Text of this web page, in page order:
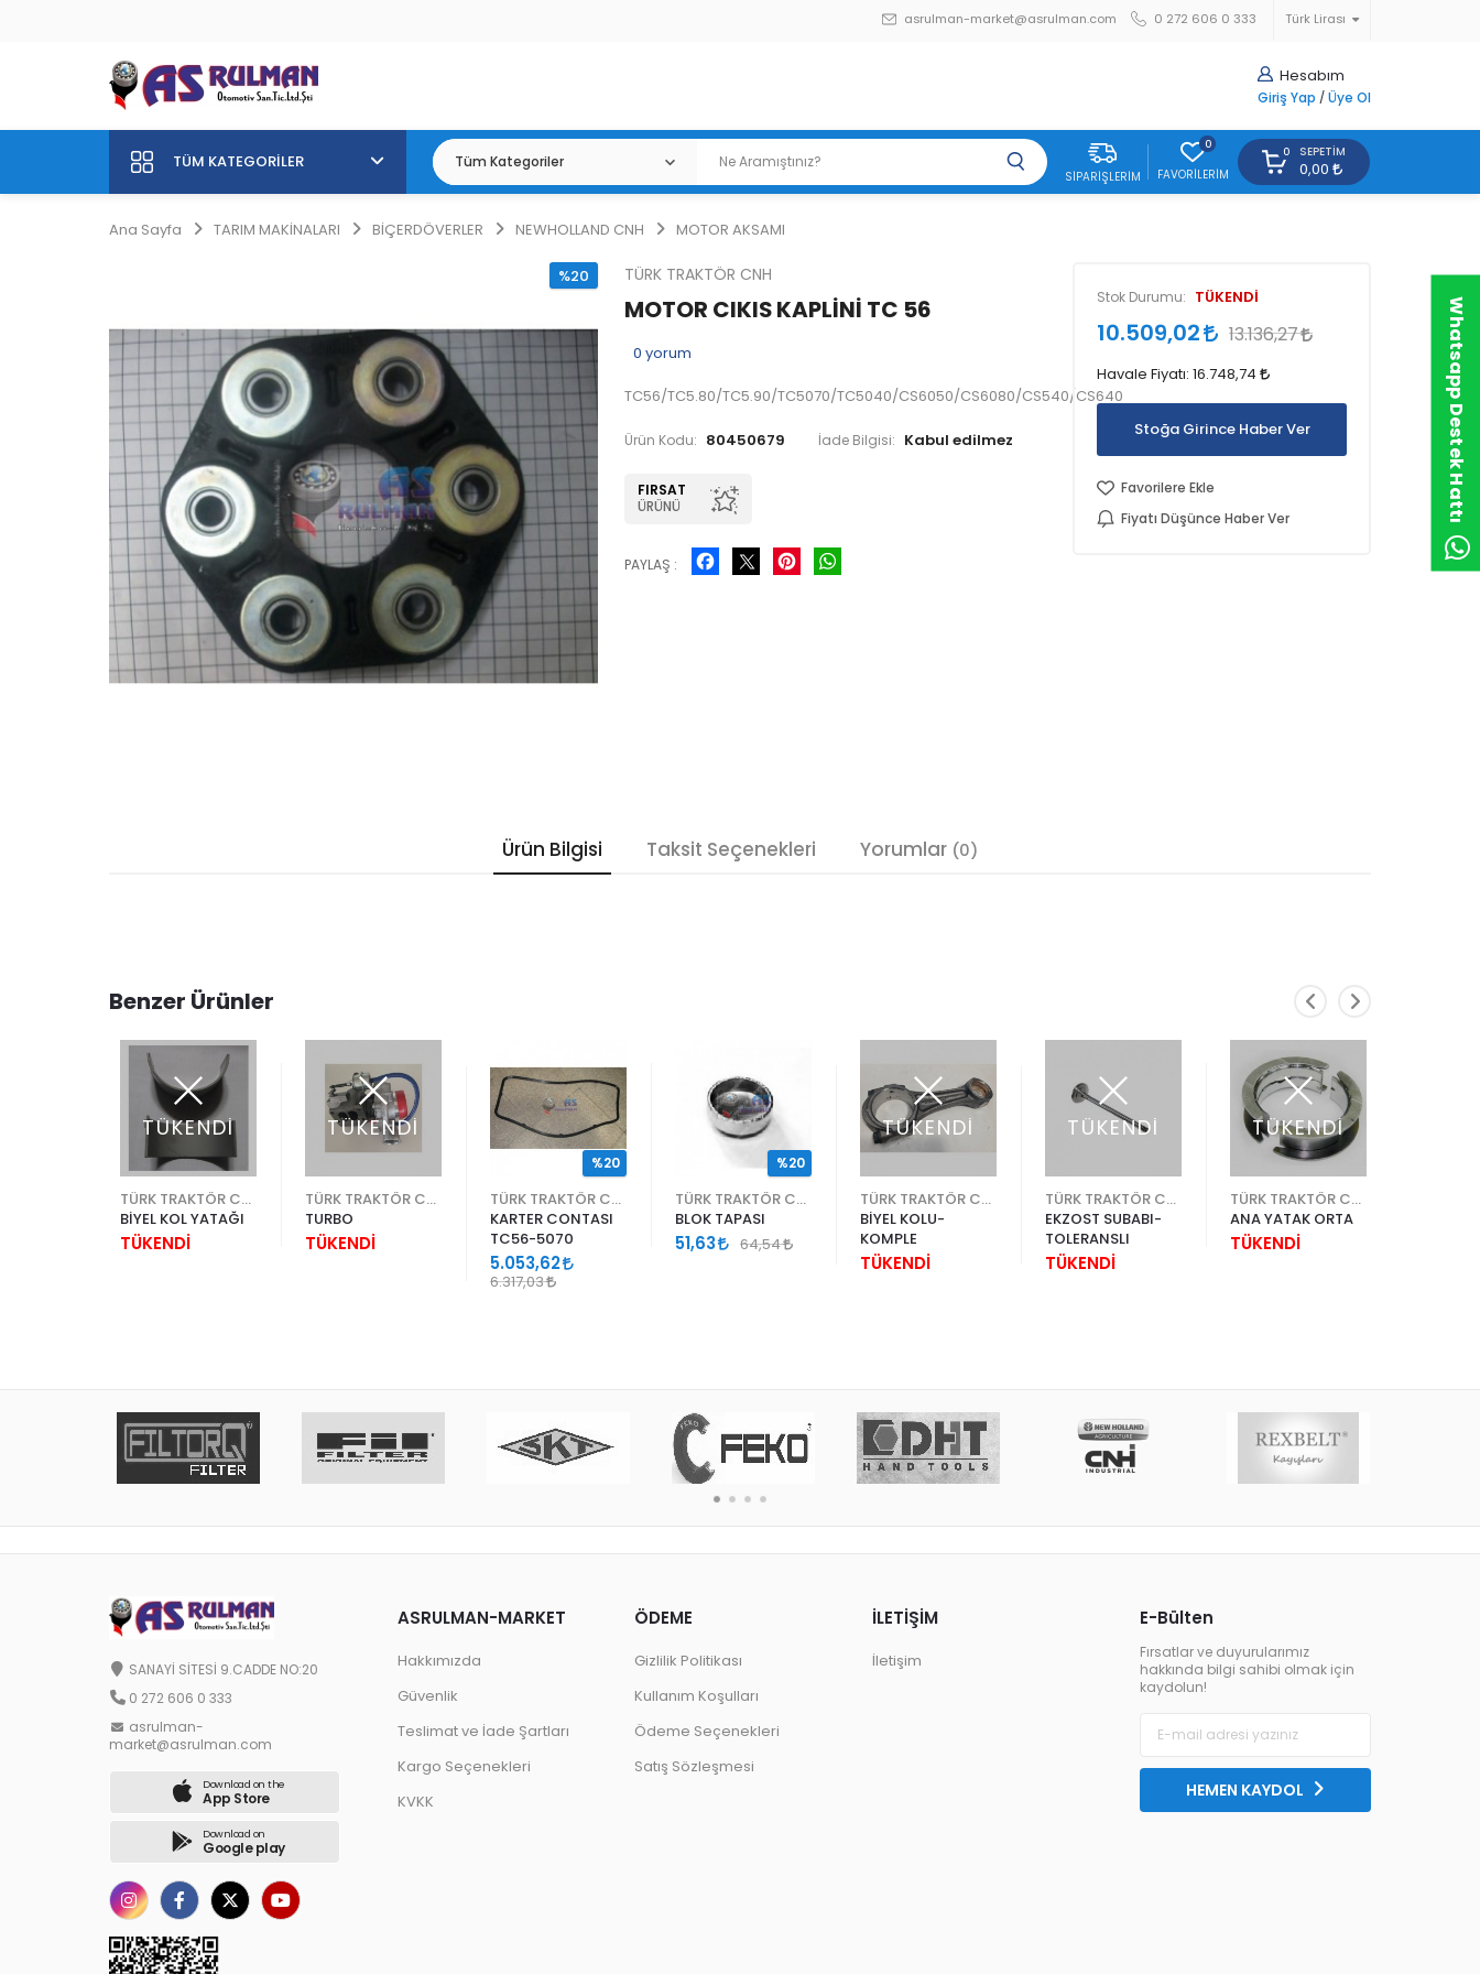
Türk Lirası
asrulman-market@asrulman.com 0 272 606 0 333
Hesabım
Giriş Yap / Üye Ol
TÜM KATEGORILER
SIPARIŞLERIM
0
FAVORILERIM
0 SEPETIM
0,00
Ana Sayfa TARIM MAKİNALARI BİÇERDÖVERLER NEWHOLLAND CNH MOTOR AKSAMI
%20 TÜRK TRAKTÖR CNH
MOTOR CIKIS KAPLİNİ TC 56
0 yorum
TC56/TC5.80/TC5.90/TC5070/TC5040/CS6050/CS6080/CS540/CS640
Ürün Kodu: 80450679 İade Bilgisi:
FIRSAT
ÜRÜNÜ
PAYLAŞ :
Facebook Pinterest
Stok Durumu: TÜKENDİ
10.509,02 13.136,27
Havale Fiyatı:16.748,74
Stoğa Girince Haber Ver
Favorilere Ekle
Fiyatı Düşünce Haber Ver
Ürün Bilgisi Taksit Seçenekleri Yorumlar (0)
Benzer Ürünler
TÜKENDİ
BİYEL KOL YATAĞI
TÜKENDİ
TÜKENDİ
TURBO
TÜKENDİ
KARTER CONTASI
TC56-5070
5.053,62
6.317,03
%20
BLOK TAPASI
51,63 64,54
%20
TÜKENDİ
BİYEL KOLU-
KOMPLE
TÜKENDİ
TÜKENDİ
EKZOST SUBABI-
TOLERANSLI
TÜKENDİ
TÜKENDİ
ANA YATAK ORTA
TÜKENDİ
Whatsapp Destek Hattı
SANAYİ SİTESİ 9.CADDE NO:20
0 272 606 0 333
asrulman-
market@asrulman.com
Download on the
App Store
Download on
Google play
E-Bülten
Fırsatlar ve duyurularımız
hakkında bilgi sahibi olmak için
kaydolun!
HEMEN KAYDOL
ASRULMAN-MARKET
Hakkımızda
Güvenlik
Teslimat ve İade Şartları
Kargo Seçenekleri
KVKK
ÖDEME
Gizlilik Politikası
Kullanım Koşulları
Ödeme Seçenekleri
Satış Sözleşmesi
İLETİŞİM
İletişim